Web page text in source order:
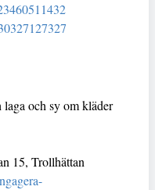
och sy om kläder
15, Trollhättan